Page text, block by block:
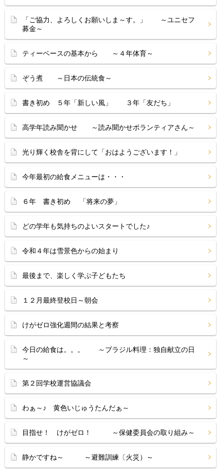
「ご協力、よろしくお願いしま～す。」 ～ユニセフ
募金～
ティーベースの基本から ～４年体育～
ぞう煮 ～日本の伝統食～
書き初め ５年「新しい風」 ３年「友だち」
高学年読み聞かせ ～読み聞かせボランティアさん～
光り輝く校舎を背にして「おはようございます！」
今年最初の給食メニューは・・・
６年 書き初め 「将来の夢」
どの学年も気持ちのよいスタートでした♪
令和４年は雪景色からの始まり
最後まで、楽しく学ぶ子どもたち
１２月最終登校日～朝会
けがゼロ強化週間の結果と考察
今日の給食は。。。 ～ブラジル料理：独自献立の日
～
第２回学校運営協議会
わぁ～♪ 黄色いじゅうたんだぁ～
目指せ！ けがゼロ！ ～保健委員会の取り組み～
静かですね～ ～避難訓練〔火災）～